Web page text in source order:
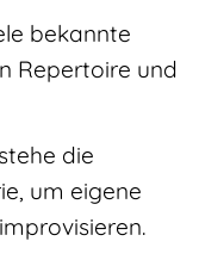
bekannte
Repertoire und
die
um eigene